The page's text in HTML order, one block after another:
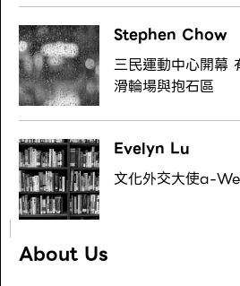
Stephen Chow
三民運動中心開幕
滑輪場與抱石區
Evelyn Lu
文化外交大使a-
About Us